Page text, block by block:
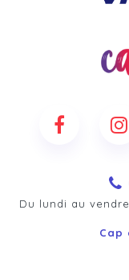
Du lundi au
Cap